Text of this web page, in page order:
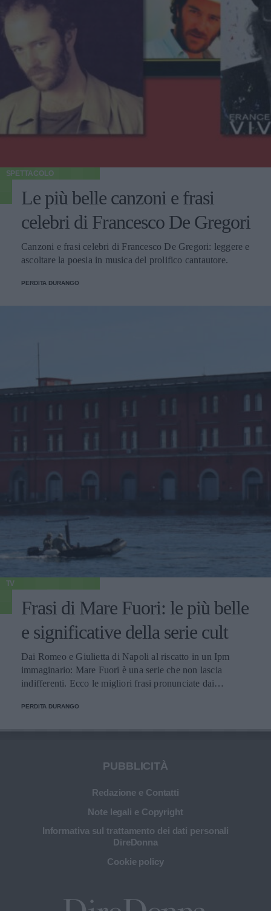
SPETTACOLO
Le più belle canzoni e frasi
celebri di Francesco De Gregori
Canzoni e frasi celebri di Francesco De Gregori: leggere e
ascoltare la poesia in musica del prolifico cantautore.
PERDITA DURANGO
TV
Frasi di Mare Fuori: le più belle
e significative della serie cult
Dai Romeo e Giulietta di Napoli al riscatto in un Ipm
immaginario: Mare Fuori è una serie che non lascia
indifferenti. Ecco le migliori frasi pronunciate dai
PERDITA DURANGO
PUBBLICITÀ
Redazione e Contatti
Note legali e Copyright
Informativa sul trattamento dei dati personali
DireDonna
Cookie policy